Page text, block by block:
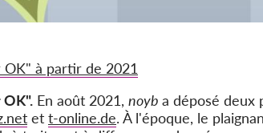
OK" à partir de 2021
En août 2021, noyb a déposé deux
et t-online.de. À l'époque, le